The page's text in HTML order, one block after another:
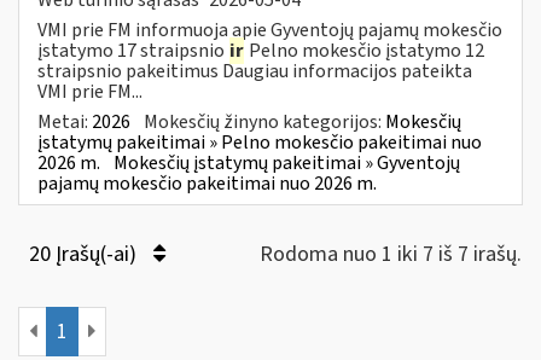
VMI prie FM informuoja apie Gyventojų pajamų mokesčio
įstatymo 17 straipsnio ir Pelno mokesčio įstatymo 12
straipsnio pakeitimus Daugiau informacijos pateikta
VMI prie FM...
Metai: 2026 Mokesčių žinyno kategorijos: Mokesčių
įstatymų pakeitimai » Pelno mokesčio pakeitimai nuo
2026 m. Mokesčių įstatymų pakeitimai » Gyventojų
pajamų mokesčio pakeitimai nuo 2026 m.
20 Įrašų(-ai) Rodoma nuo 1 iki 7 iš 7 irašų.
1